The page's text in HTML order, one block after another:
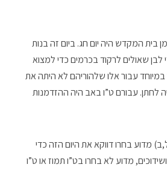
בית המקדש היה יום חג. ביום זה בנות
לבן שאולים לרקוד בכרמים כדי למצוא
עבור אלו שלהוריהם לא היתה את
לחתן. עבורם ט”ו באב היה ההזדמנות
מדוע בחרו דווקא את היום הזה כדי
מדוע לא בחרו בט”ו תמוז או ט”ו